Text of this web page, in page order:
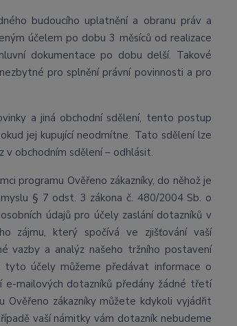
budoucího uplatnění a obranu práv a
účelem po dobu 3 měsíců od realizace
dokumentace po dobu delší. Takové
pro splnění právní povinnosti a pro
a jiná obchodní sdělení, tento postup
jej kupující neodmítne. Tato sdělení lze
v obchodním sdělení – odhlásit.
programu Ověřeno zákazníky, do něhož je
§ 7 odst. 3 zákona č. 480/2004 Sb. o
údajů pro účely zaslání dotazníků v
zájmu, který spočívá ve zjišťování vaší
vazby a analýz našeho tržního postavení
účely můžeme předávat informace o
e-mailových dotazníků předány žádné třetí
zákazníky můžete kdykoli vyjádřit
vaší námitky vám dotazník nebudeme